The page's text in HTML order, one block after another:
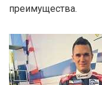
преимущества.